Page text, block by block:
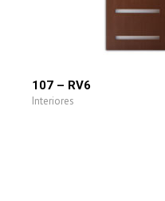
107 – RV6
Interiores